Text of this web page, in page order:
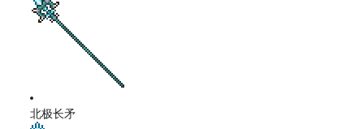
北极长矛